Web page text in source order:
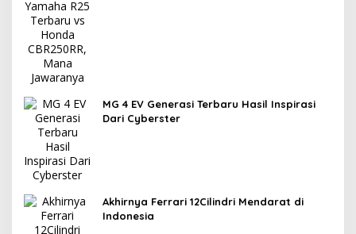
MG 4 EV Generasi Terbaru Hasil Inspirasi
Dari Cyberster
Akhirnya Ferrari 12Cilindri Mendarat di
Indonesia